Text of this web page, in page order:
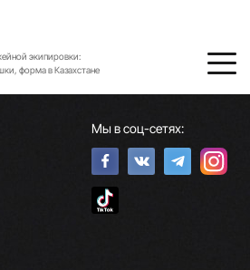
экипировки:
форма в Казахстане
Мы в соц-сетях: